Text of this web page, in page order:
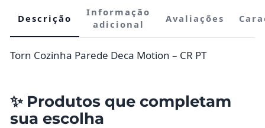
Descrição
Informação
adicional
Avaliações
Torn Cozinha Parede Deca Motion – CR PT
✨ Produtos que completam
sua escolha